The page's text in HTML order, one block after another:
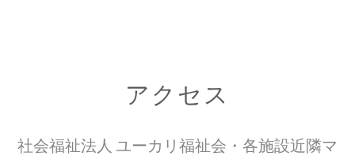
アクセス
社会福祉法人 ユーカリ福祉会・各施設近隣マ